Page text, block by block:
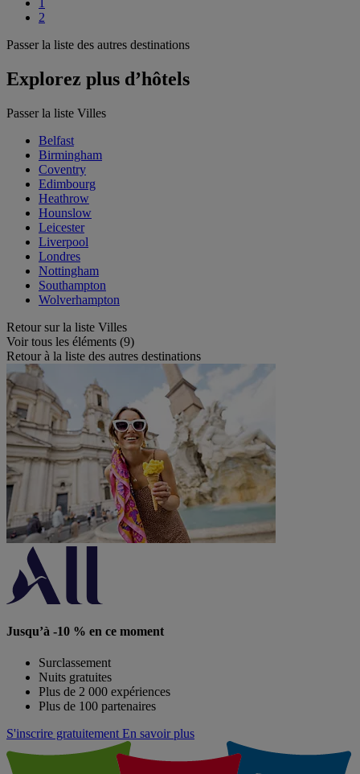
2
Passer la liste des autres destinations
Explorez plus d’hôtels
Passer la liste Villes
Belfast
Birmingham
Coventry
Edimbourg
Heathrow
Hounslow
Leicester
Liverpool
Londres
Nottingham
Southampton
Wolverhampton
Retour sur la liste Villes
Voir tous les éléments (9)
Retour à la liste des autres destinations
Jusqu’à -10 % en ce moment
Surclassement
Nuits gratuites
Plus de 2 000 expériences
Plus de 100 partenaires
S'inscrire gratuitement En savoir plus